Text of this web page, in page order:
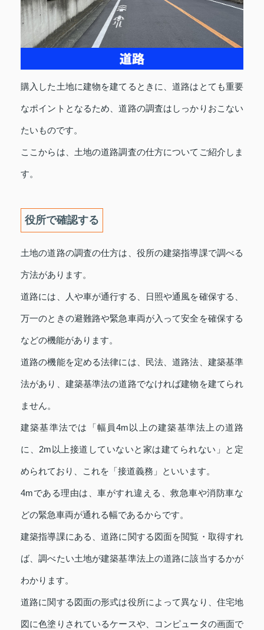
購入した土地に建物を建てるときに、道路はとても重要
なポイントとなるため、道路の調査はしっかりおこない
たいものです。
ここからは、土地の道路調査の仕方についてご紹介しま
す。
役所で確認する
土地の道路の調査の仕方は、役所の建築指導課で調べる
方法があります。
道路には、人や車が通行する、日照や通風を確保する、
万一のときの避難路や緊急車両が入って安全を確保する
などの機能があります。
道路の機能を定める法律には、民法、道路法、建築基準
法があり、建築基準法の道路でなければ建物を建てられ
ません。
建築基準法では「幅員4m以上の建築基準法上の道路
に、2m以上接道していないと家は建てられない」と定
められており、これを「接道義務」といいます。
4mである理由は、車がすれ違える、救急車や消防車な
どの緊急車両が通れる幅であるからです。
建築指導課にある、道路に関する図面を閲覧・取得すれ
ば、調べたい土地が建築基準法上の道路に該当するかが
わかります。
道路に関する図面の形式は役所によって異なり、住宅地
図に色塗りされているケースや、コンピュータの画面で